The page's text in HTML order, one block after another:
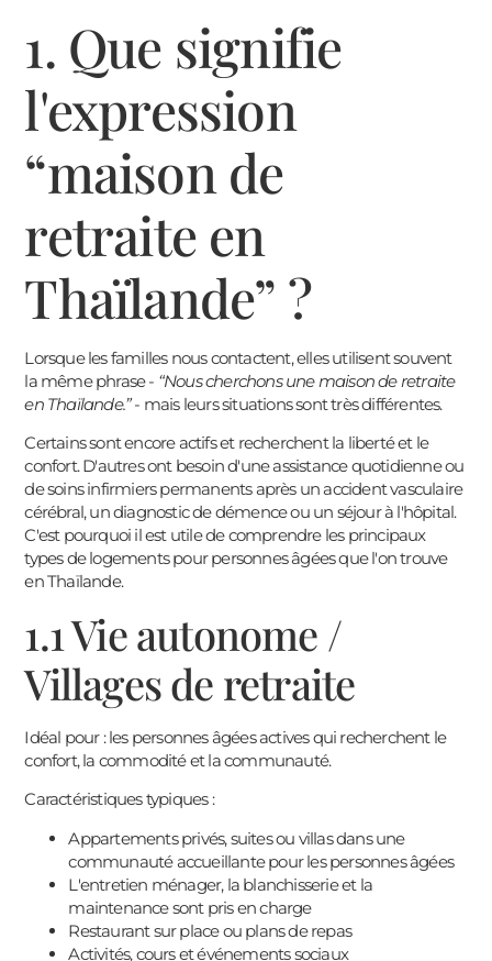
1. Que signifie
l'expression
“maison de
retraite en
Thaïlande” ?
Lorsque les familles nous contactent, elles utilisent souvent
la même phrase - “Nous cherchons une maison de retraite
en Thaïlande.”- mais leurs situations sont très différentes.
Certains sont encore actifs et recherchent la liberté et le
confort. D'autres ont besoin d'une assistance quotidienne ou
de soins infirmiers permanents après un accident vasculaire
cérébral, un diagnostic de démence ou un séjour à l'hôpital.
C'est pourquoi il est utile de comprendre les principaux
types de logements pour personnes âgées que l'on trouve
en Thaïlande.
1.1 Vie autonome /
Villages de retraite
Idéal pour : les personnes âgées actives qui recherchent le
confort, la commodité et la communauté.
Caractéristiques typiques :
Appartements privés, suites ou villas dans une
communauté accueillante pour les personnes âgées
L'entretien ménager, la blanchisserie et la
maintenance sont pris en charge
Restaurant sur place ou plans de repas
Activités, cours et événements sociaux